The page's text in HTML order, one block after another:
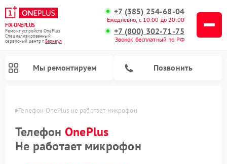
FIX-ONEPLUS
Ремонт устройств OnePlus
Специализированный
cервисный центр г.Барнаул
+7 (385) 254-68-04
Ежедневно, с 10:00 до 20:00
+7 (800) 302-71-75
Звонок бесплатный по РФ
Мы ремонтируем Позвонить
Телефон OnePlus не работает микрофон
Телефон OnePlus
Не работает микрофон